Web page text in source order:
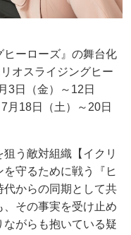
ーローズ』の舞台化
オスライジングヒー
3日（金）～12日
月18日（土）～20日
う敵対組織【イクリ
守るために戦う『ヒ
からの同期として共
その事実を受け止め
がらも抱いている疑